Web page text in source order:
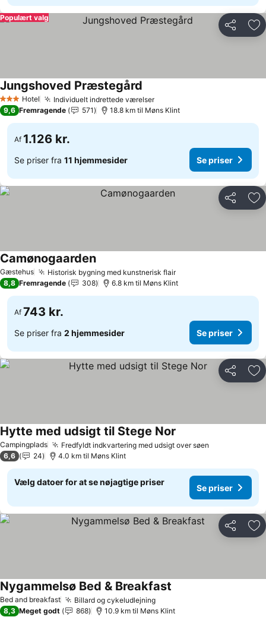
Del
Populært valg
3 StjernerHotel Individuelt indrettede værelser
Jungshoved Præstegård
9,6 Fremragende 571 18.8 km til Møns Klint
Af 1.126 kr.
Se priser fra 11 hjemmesider Se priser
Del
Gæstehus Historisk bygning med kunstnerisk flair
Camønogaarden
8,8 Fremragende 308 6.8 km til Møns Klint
Af 743 kr.
Se priser fra 2 hjemmesider Se priser
Del
Campingplads Fredfyldt indkvartering med udsigt over søen
Hytte med udsigt til Stege Nor
6,6 24 4.0 km til Møns Klint
Vælg datoer for at se nøjagtige priser
Se priser
Del
Bed and breakfast Billard og cykeludlejning
Nygammelsø Bed & Breakfast
8,3 Meget godt 868 10.9 km til Møns Klint